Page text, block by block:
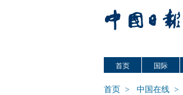
首页 国际
首页 > 中国在线 >